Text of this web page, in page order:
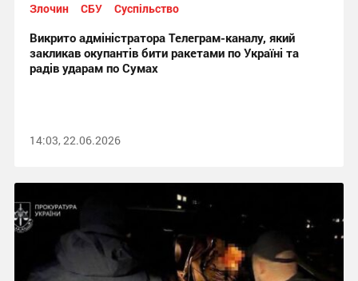
Злочин СБУ Суспільство
Викрито адміністратора Телеграм-каналу, який
закликав окупантів бити ракетами по Україні та
радів ударам по Сумах
14:03, 22.06.2026